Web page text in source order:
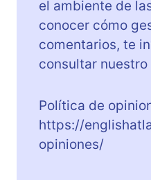
el ambiente de
conocer cómo
comentarios, te
consultar
Política de
https://
opiniones/